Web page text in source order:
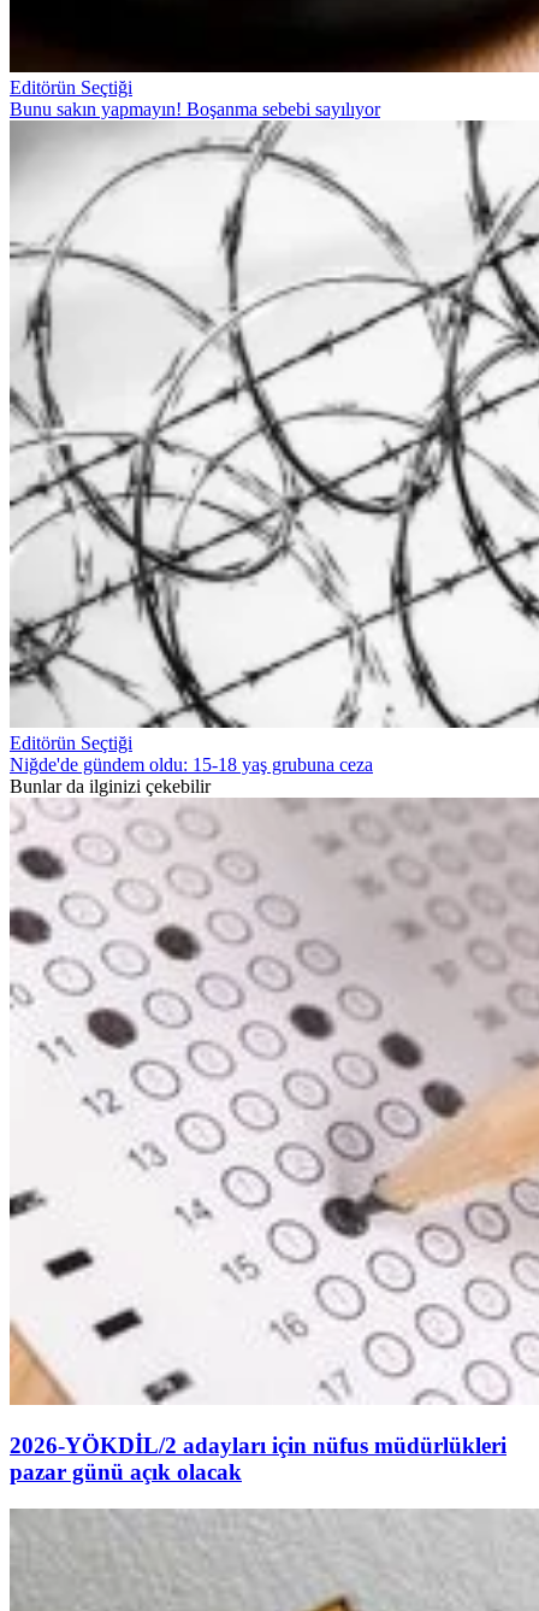
Editörün Seçtiği
Bunu sakın yapmayın! Boşanma sebebi sayılıyor
Editörün Seçtiği
Niğde'de gündem oldu: 15-18 yaş grubuna ceza
Bunlar da ilginizi çekebilir
2026-YÖKDİL/2 adayları için nüfus müdürlükleri
pazar günü açık olacak